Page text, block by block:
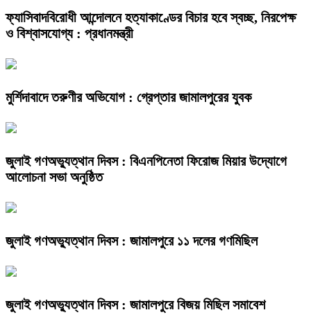
ফ্যাসিবাদবিরোধী আন্দোলনে হত্যাকাণ্ডের বিচার হবে স্বচ্ছ, নিরপেক্ষ
ও বিশ্বাসযোগ্য : প্রধানমন্ত্রী
মুর্শিদাবাদে তরুণীর অভিযোগ : গ্রেপ্তার জামালপুরের যুবক
জুলাই গণঅভ্যুত্থান দিবস : বিএনপিনেতা ফিরোজ মিয়ার উদ্যোগে
আলোচনা সভা অনুষ্ঠিত
জুলাই গণঅভ্যুত্থান দিবস : জামালপুরে ১১ দলের গণমিছিল
জুলাই গণঅভ্যুত্থান দিবস : জামালপুরে বিজয় মিছিল সমাবেশ